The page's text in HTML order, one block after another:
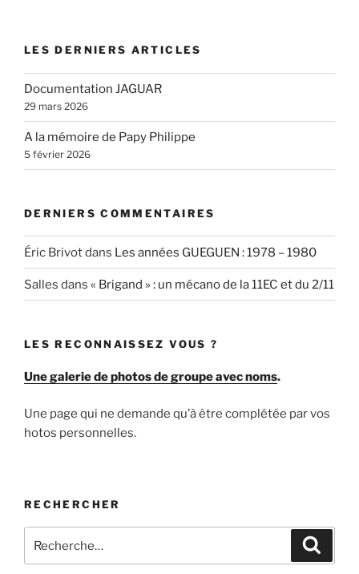
LES DERNIERS ARTICLES
Documentation JAGUAR
29 mars 2026
A la mémoire de Papy Philippe
5 février 2026
DERNIERS COMMENTAIRES
Éric Brivotdans Les années GUEGUEN : 1978 – 1980
Salles dans « Brigand » : un mécano de la 11EC et du 2/11
LES RECONNAISSEZ VOUS ?
Une galerie de photos de groupe avec noms.
Une page qui ne demande qu’à être complétée par vos
hotos personnelles.
RECHERCHER